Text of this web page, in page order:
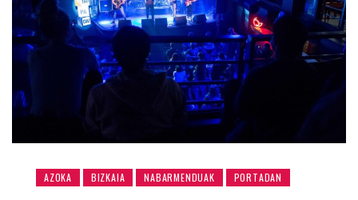
AZOKA BIZKAIA NABARMENDUAK PORTADAN